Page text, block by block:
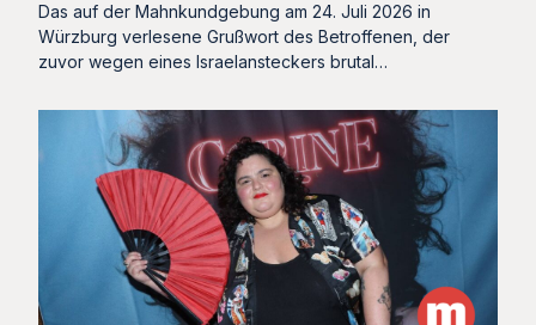
Das auf der Mahnkundgebung am 24. Juli 2026 in
Würzburg verlesene Grußwort des Betroffenen, der
zuvor wegen eines Israelansteckers brutal…